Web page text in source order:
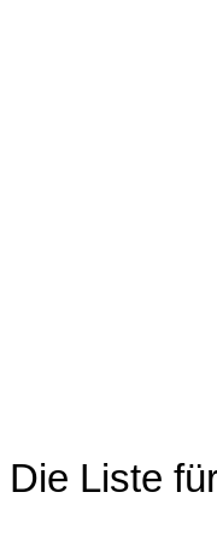
Die Liste